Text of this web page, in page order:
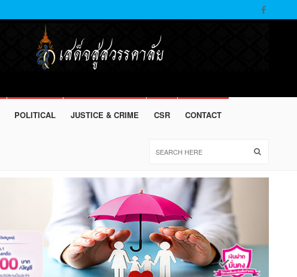
POLITICAL JUSTICE & CRIME CSR CONTACT